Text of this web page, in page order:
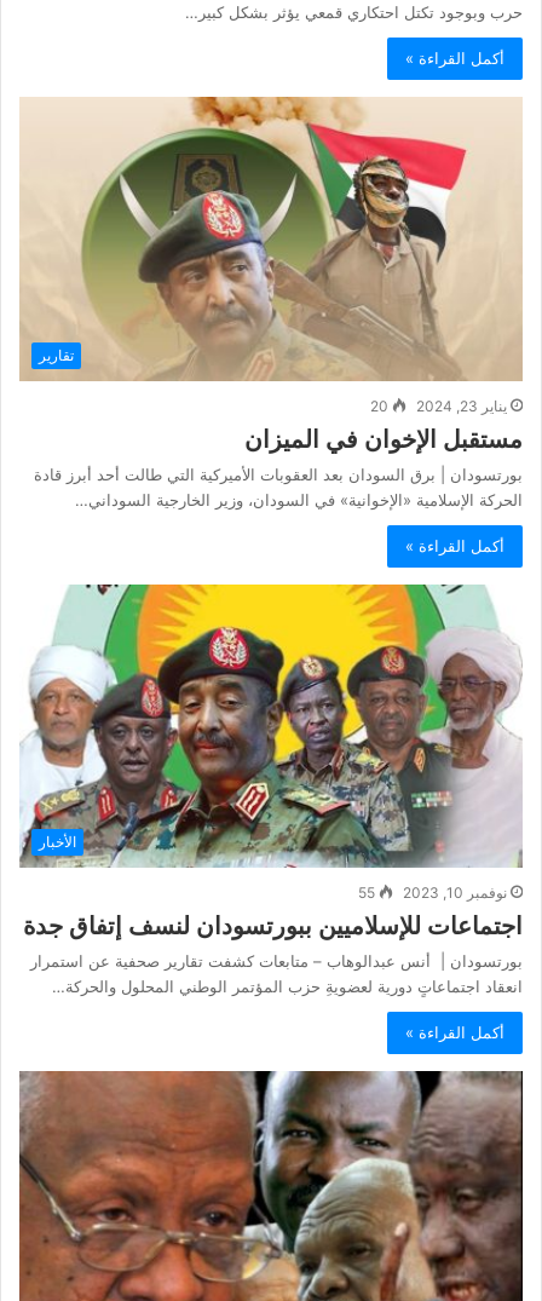
حرب وبوجود تكتل احتكاري قمعي يؤثر بشكل كبير…
أكمل القراءة »
تقارير
يناير 23, 2024 20
مستقبل الإخوان في الميزان
بورتسودان | برق السودان بعد العقوبات الأميركية التي طالت أحد أبرز قادة
الحركة الإسلامية «الإخوانية» في السودان، وزير الخارجية السوداني…
أكمل القراءة »
الأخبار
نوفمبر 10, 2023 55
اجتماعات للإسلاميين ببورتسودان لنسف إتفاق جدة
‏بورتسودان | أنس عبدالوهاب – متابعات ‏كشفت تقارير صحفية عن استمرار
انعقاد اجتماعاتٍ دورية لعضويةِ حزب المؤتمر الوطني المحلول والحركة…
أكمل القراءة »